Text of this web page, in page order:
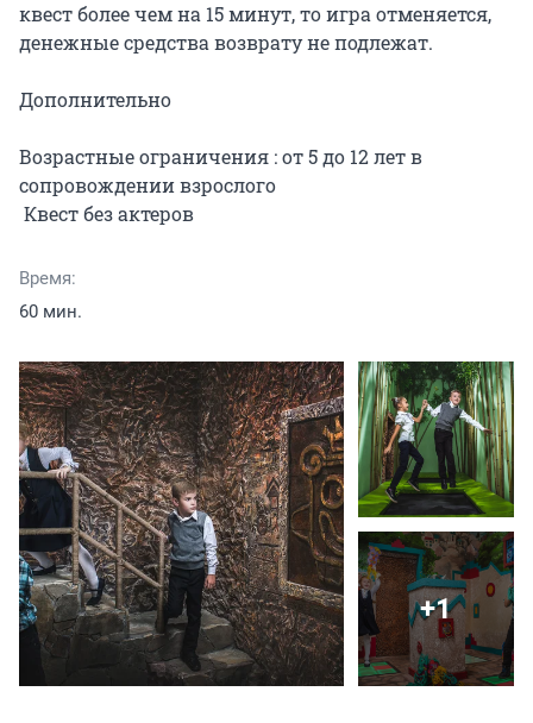
квест более чем на 15 минут, то игра отменяется,
денежные средства возврату не подлежат.
Дополнительно
Возрастные ограничения : от 5 до 12 лет в
сопровождении взрослого
Квест без актеров
Время:
60 мин.
+1